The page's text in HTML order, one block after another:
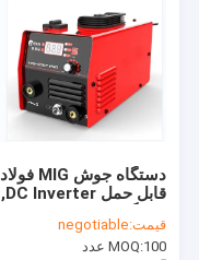
دستگاه جوش MIG فولاد
قابل حمل DC Inverter,
AC220V
قیمت:negotiable
MOQ:100 عدد